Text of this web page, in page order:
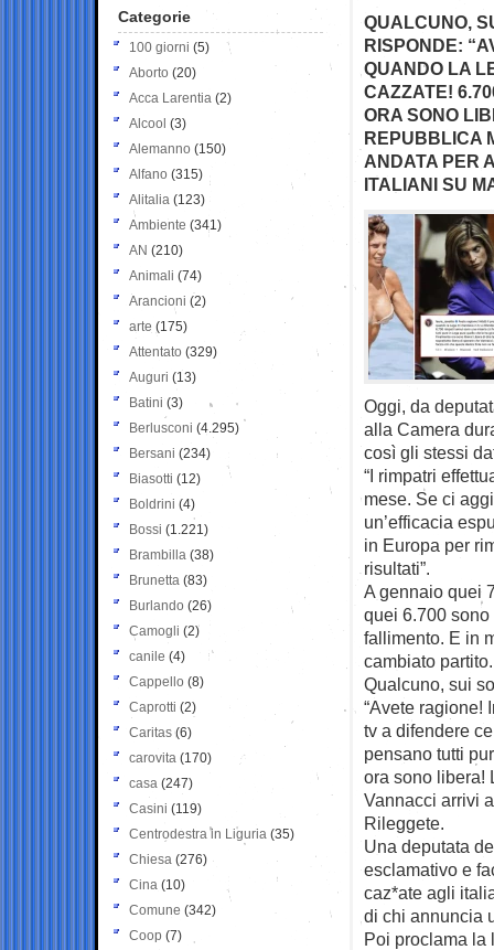
QUALCUNO,
RISPONDE:
QUANDO LA
CAZZATE!
ORA SONO
REPUBBLICA
ANDATA PER
ITALIANI SU
Oggi, da
alla Camera
così gli stessi
“I rimpatri
mese. Se ci
un’efficacia
in Europa per
risultati”.
A gennaio quei
quei 6.700 sono
fallimento. E in
cambiato partito.
Qualcuno, sui
“Avete ragione!
tv a difendere
pensano tutti
ora sono libera!
Vannacci arrivi
Rileggete.
Una deputata
esclamativo e
caz*ate agli
di chi annuncia
Poi proclama la
Categorie
100 giorni (5)
Aborto (20)
Acca Larentia (2)
Alcool (3)
Alemanno (150)
Alfano (315)
Alitalia (123)
Ambiente (341)
AN (210)
Animali (74)
Arancioni (2)
arte (175)
Attentato (329)
Auguri (13)
Batini (3)
Berlusconi (4.295)
Bersani (234)
Biasotti (12)
Boldrini (4)
Bossi (1.221)
Brambilla (38)
Brunetta (83)
Burlando (26)
Camogli (2)
canile (4)
Cappello (8)
Caprotti (2)
Caritas (6)
carovita (170)
casa (247)
Casini (119)
Centrodestra in Liguria (35)
Chiesa (276)
Cina (10)
Comune (342)
Coop (7)